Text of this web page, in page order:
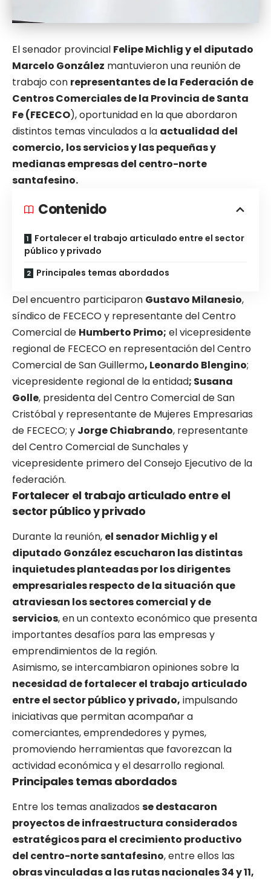
El senador provincial Felipe Michlig y el diputado
Marcelo González mantuvieron una reunión de
trabajo con representantes de la Federación de
Centros Comerciales de la Provincia de Santa
Fe (FECECO), oportunidad en la que abordaron
distintos temas vinculados a la actualidad del
comercio, los servicios y las pequeñas y
medianas empresas del centro-norte
santafesino.
Contenido
Fortalecer el trabajo articulado entre el sector
público y privado
Principales temas abordados
Del encuentro participaron Gustavo Milanesio,
síndico de FECECO y representante del Centro
Comercial de Humberto Primo; el vicepresidente
regional de FECECO en representación del Centro
Comercial de San Guillermo, Leonardo Blengino;
vicepresidente regional de la entidad; Susana
Golle, presidenta del Centro Comercial de San
Cristóbal y representante de Mujeres Empresarias
de FECECO; y Jorge Chiabrando, representante
del Centro Comercial de Sunchales y
vicepresidente primero del Consejo Ejecutivo de la
federación.
Fortalecer el trabajo articulado entre el
sector público y privado
Durante la reunión, el senador Michlig y el
diputado González escucharon las distintas
inquietudes planteadas por los dirigentes
empresariales respecto de la situación que
atraviesan los sectores comercial y de
servicios, en un contexto económico que presenta
importantes desafíos para las empresas y
emprendimientos de la región.
Asimismo, se intercambiaron opiniones sobre la
necesidad de fortalecer el trabajo articulado
entre el sector público y privado, impulsando
iniciativas que permitan acompañar a
comerciantes, emprendedores y pymes,
promoviendo herramientas que favorezcan la
actividad económica y el desarrollo regional.
Principales temas abordados
Entre los temas analizados se destacaron
proyectos de infraestructura considerados
estratégicos para el crecimiento productivo
del centro-norte santafesino, entre ellos las
obras vinculadas a las rutas nacionales 34 y 11,